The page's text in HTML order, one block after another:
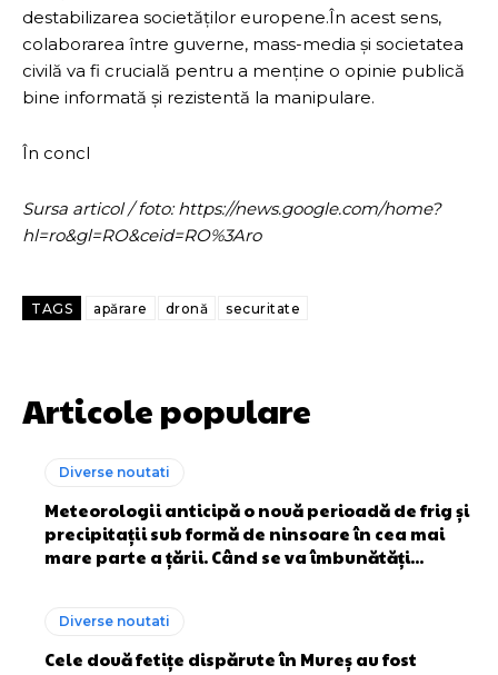
destabilizarea societăților europene.În acest sens,
colaborarea între guverne, mass-media și societatea
civilă va fi crucială pentru a menține o opinie publică
bine informată și rezistentă la manipulare.
În concl
Sursa articol / foto: https://news.google.com/home?
hl=ro&gl=RO&ceid=RO%3Aro
TAGS apărare dronă securitate
Articole populare
Diverse noutati
Meteorologii anticipă o nouă perioadă de frig și
precipitații sub formă de ninsoare în cea mai
mare parte a țării. Când se va îmbunătăți...
Diverse noutati
Cele două fetițe dispărute în Mureș au fost